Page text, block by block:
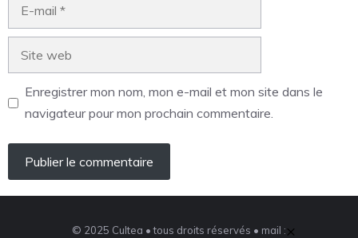
Enregistrer mon nom, mon e-mail et mon site dans le
navigateur pour mon prochain commentaire.
© 2025 Cultea • tous droits réservés • mail :×